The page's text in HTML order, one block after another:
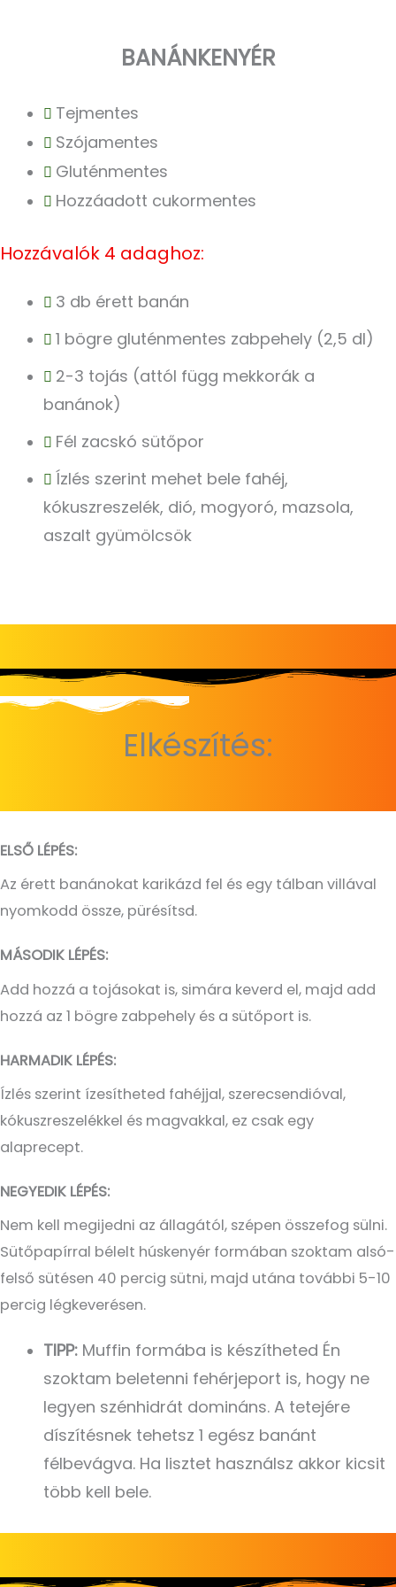
BANÁNKENYÉR
Tejmentes
Szójamentes
Gluténmentes
Hozzáadott cukormentes
Hozzávalók 4 adaghoz:
3 db érett banán
1 bögre gluténmentes zabpehely (2,5 dl)
2-3 tojás (attól függ mekkorák a
banánok)
Fél zacskó sütőpor
Ízlés szerint mehet bele fahéj,
kókuszreszelék, dió, mogyoró, mazsola,
aszalt gyümölcsök
Elkészítés:
ELSŐ LÉPÉS:
Az érett banánokat karikázd fel és egy tálban villával
nyomkodd össze, pürésítsd.
MÁSODIK LÉPÉS:
Add hozzá a tojásokat is, simára keverd el, majd add
hozzá az 1 bögre zabpehely és a sütőport is.
HARMADIK LÉPÉS:
Ízlés szerint ízesítheted fahéjjal, szerecsendióval,
kókuszreszelékkel és magvakkal, ez csak egy
alaprecept.
NEGYEDIK LÉPÉS:
Nem kell megijedni az állagától, szépen összefog sülni.
Sütőpapírral bélelt húskenyér formában szoktam alsó-
felső sütésen 40 percig sütni, majd utána további 5-10
percig légkeverésen.
TIPP: Muffin formába is készítheted Én
szoktam beletenni fehérjeport is, hogy ne
legyen szénhidrát domináns. A tetejére
díszítésnek tehetsz 1 egész banánt
félbevágva. Ha lisztet használsz akkor kicsit
több kell bele.